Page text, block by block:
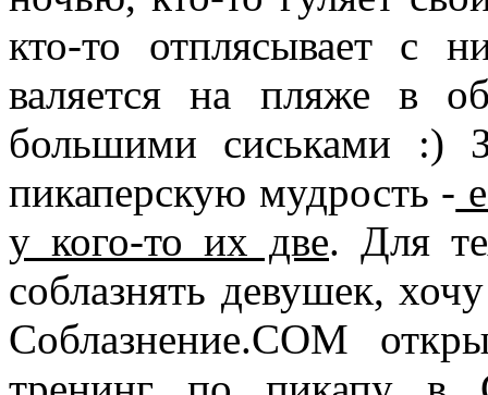
кто-то отплясывает с
валяется на пляже в
большими сиськами :)
пикаперскую мудрость -
у кого-то их две. Для
соблазнять девушек,
Соблазнение.COM